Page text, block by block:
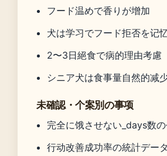
フード温めで香りが增加
犬は学习でフード拒否を记
2〜3日絕食で病的理由考慮
シニア犬は食事量自然的减
未確認・个案別の事项
完全に饿させない_days数
行动改善成功率の統計データ